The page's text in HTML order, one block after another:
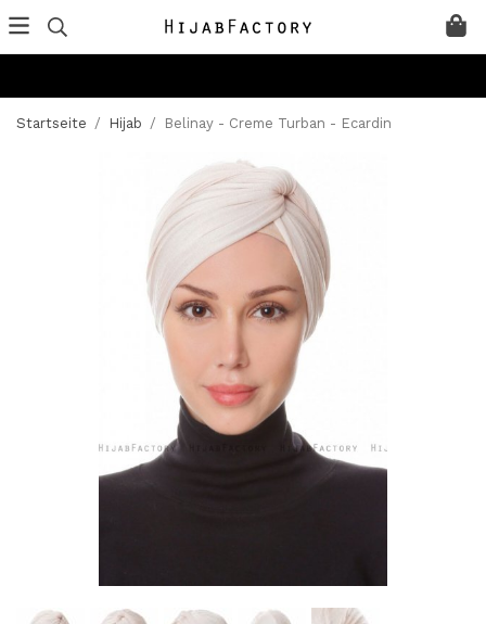
Startseite / Hijab / Belinay - Creme Turban - Ecardin